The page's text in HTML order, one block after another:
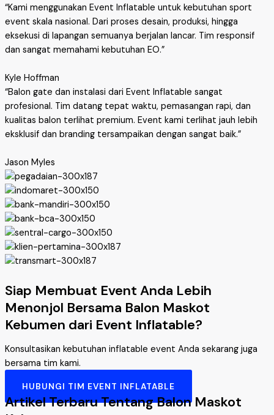
“Kami menggunakan Event Inflatable untuk kebutuhan sport
event skala nasional. Dari proses desain, produksi, hingga
eksekusi di lapangan semuanya berjalan lancar. Tim responsif
dan sangat memahami kebutuhan EO.”
Kyle Hoffman
“Balon gate dan instalasi dari Event Inflatable sangat
profesional. Tim datang tepat waktu, pemasangan rapi, dan
kualitas balon terlihat premium. Event kami terlihat jauh lebih
eksklusif dan branding tersampaikan dengan sangat baik.”
Jason Myles
Siap Membuat Event Anda Lebih
Menonjol Bersama Balon Maskot
Kebumen dari Event Inflatable?
Konsultasikan kebutuhan inflatable event Anda sekarang juga
bersama tim kami.
HUBUNGI TIM EVENT INFLATABLE
Artikel Terbaru Tentang Balon Maskot